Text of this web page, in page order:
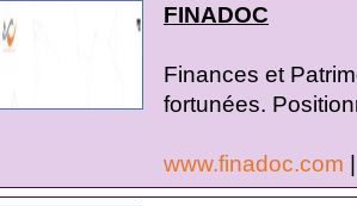
FINADOC
Finances et
fortunées.
www.finadoc.com |